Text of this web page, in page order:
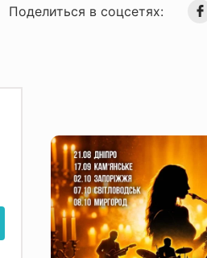
Поделиться в соцсетях: